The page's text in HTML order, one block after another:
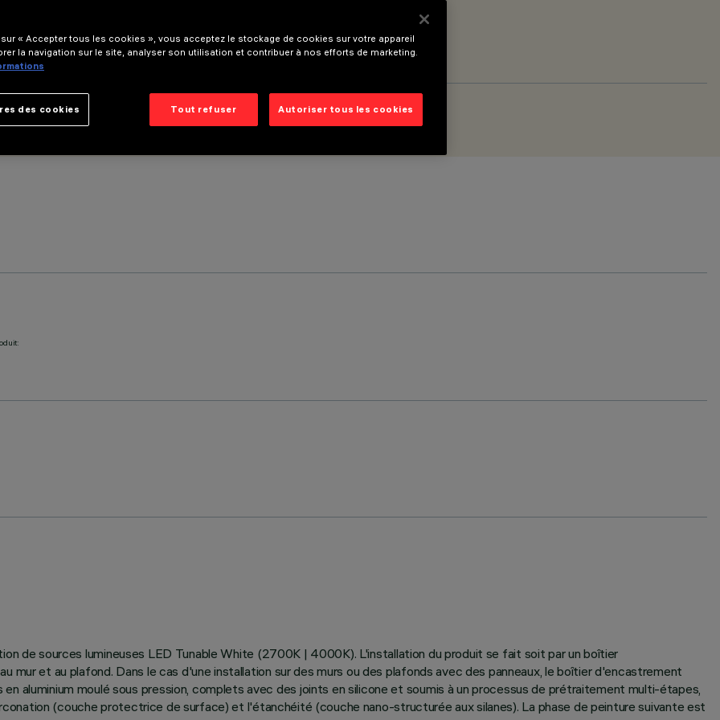
de sources lumineuses LED Tunable White (2700K | 4000K). L'installation du produit se fait soit par un boîtier
mur et au plafond. Dans le cas d'une installation sur des murs ou des plafonds avec des panneaux, le boîtier d'encastrement
aluminium moulé sous pression, complets avec des joints en silicone et soumis à un processus de prétraitement multi-étapes,
(couche protectrice de surface) et l'étanchéité (couche nano-structurée aux silanes). La phase de peinture suivante est
« Accepter tous les cookies », vous acceptez le stockage de cookies sur votre appareil
la navigation sur le site, analyser son utilisation et contribuer à nos efforts de marketing.
Tout refuser Autoriser tous les cookies
des cookies